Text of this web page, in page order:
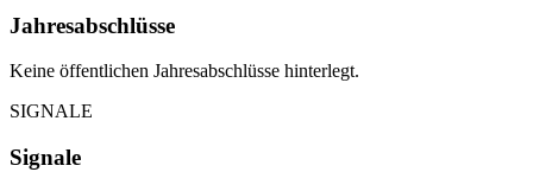
Jahresabschlüsse
Keine öffentlichen Jahresabschlüsse hinterlegt.
SIGNALE
Signale